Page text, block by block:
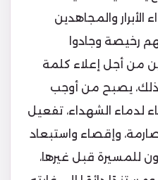
والمجاهدين
رخيصة وجادوا
من أجل إعلاء كلمة
يصبح من أوجب
لدماء الشهداء، تفعيل
وإقصاء واستبعاد
للمسيرة قبل غيرها،